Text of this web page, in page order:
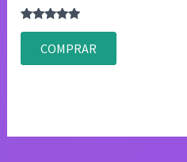
Valorado
4.75
de 5
COMPRAR